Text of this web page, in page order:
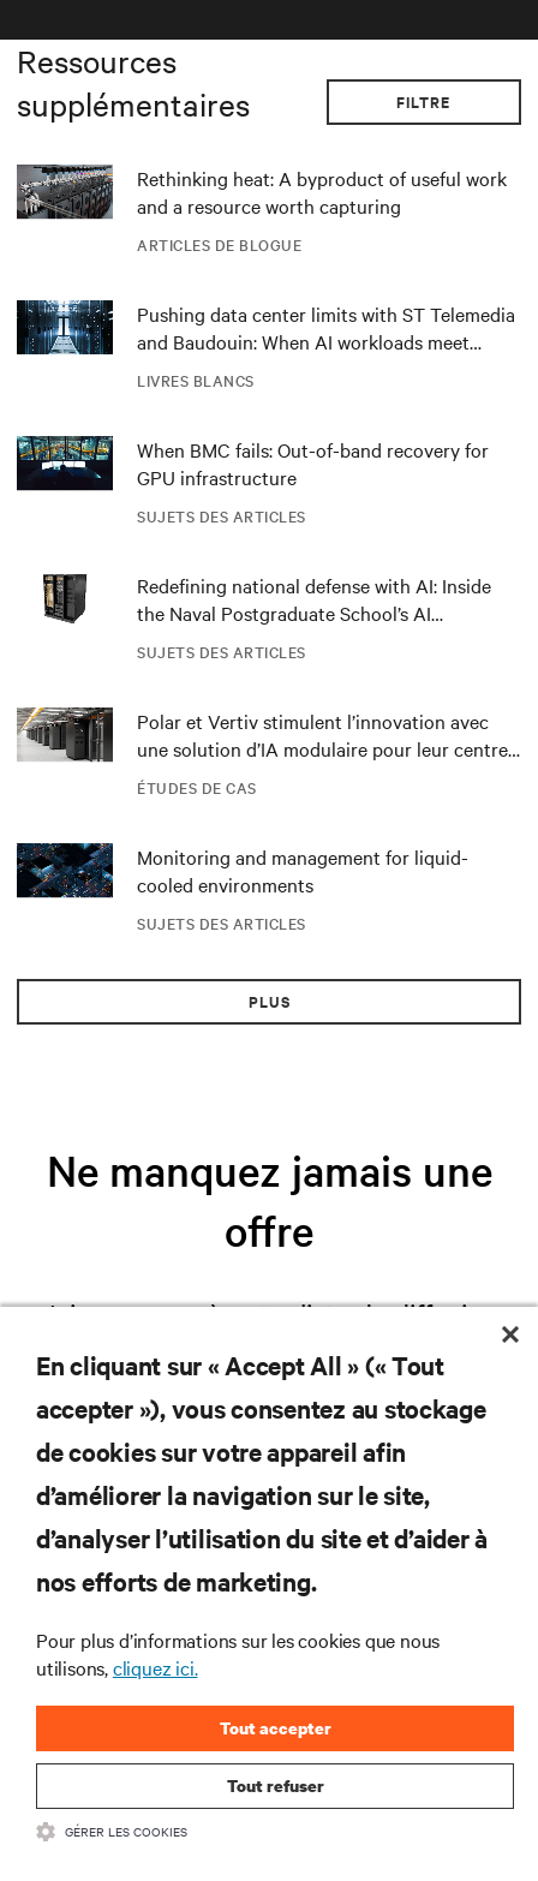
Ressources
supplémentaires
FILTRE
ARTICLES DE BLOGUE
Rethinking heat: A byproduct of useful work
and a resource worth capturing
LIVRES BLANCS
Pushing data center limits with ST Telemedia
and Baudouin: When AI workloads meet
SUJETS DES ARTICLES
When BMC fails: Out-of-band recovery for
GPU infrastructure
SUJETS DES ARTICLES
Redefining national defense with AI: Inside
the Naval Postgraduate School’s AI
ÉTUDES DE CAS
Polar et Vertiv stimulent l’innovation avec
une solution d’IA modulaire pour leur centre
de données DRA01 en Norvège
SUJETS DES ARTICLES
Monitoring and management for liquid-
cooled environments
PLUS
Ne manquez jamais une
offre
Joignez-vous à notre liste de diffusion
pour recevoir les dernières nouvelles sur
les produits et les mises à jour du
secteur de Vertiv.
S'INSCRIRE
RESSOURCES
SOUTIEN
ENTREPRISE
En cliquant sur « Accept All » (« Tout
accepter »), vous consentez au stockage
de cookies sur votre appareil afin
d’améliorer la navigation sur le site,
d’analyser l’utilisation du site et d’aider à
nos efforts de marketing.
Pour plus d’informations sur les cookies que nous
utilisons,cliquez ici.
Tout refuser
Tout accepter
GÉRER LES COOKIES